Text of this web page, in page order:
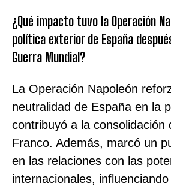
¿Qué impacto tuvo la Operación
política exterior de España
Guerra Mundial?
La Operación Napoleón
neutralidad de España en la
contribuyó a la consolidación
Franco. Además, marcó un
en las relaciones con las
internacionales,